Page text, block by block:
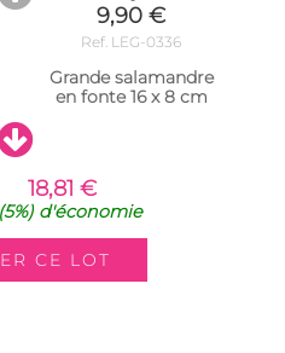
9,90 €
Ref. LEG-0336
Grande salamandre
en fonte 16 x 8 cm
18,81 €
d'économie